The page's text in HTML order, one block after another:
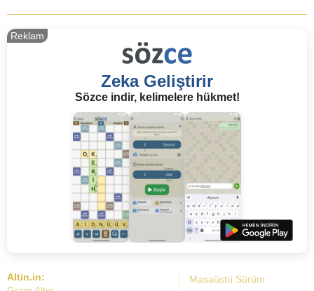
Zeka Geliştirir
Sözce indir, kelimelere hükmet!
Reklam
Masaüstü Sürüm
Altin.in: